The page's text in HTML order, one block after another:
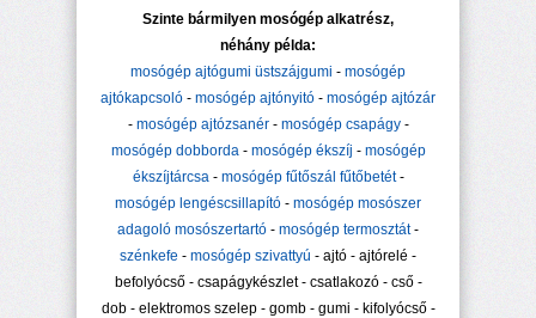
Szinte bármilyen mosógép alkatrész,
néhány példa:
mosógép ajtógumi üstszájgumi - mosógép
ajtókapcsoló - mosógép ajtónyitó - mosógép ajtózár
- mosógép ajtózsanér- mosógép csapágy-
mosógép dobborda- mosógép ékszíj - mosógép
ékszíjtárcsa- mosógép fűtőszál fűtőbetét-
mosógép lengéscsillapító - mosógép mosószer
adagoló mosószertartó - mosógép termosztát-
szénkefe - mosógép szivattyú - ajtó - ajtórelé -
befolyócső - csapágykészlet - csatlakozó - cső -
dob - elektromos szelep - gomb - gumi - kifolyócső -